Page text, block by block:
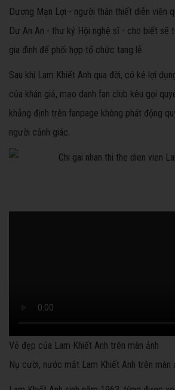
Dương Mạn Lợi - người thân thiết diễn viên
Dư An An - thư ký Hội nghệ sĩ - cho biết sẽ
gia đình để phối hợp tổ chức tang lễ.
Sau khi Lam Khiết Anh qua đời, có kẻ lợi
của khán giả, mạo danh fan club kêu gọi
khẳng định trên fanpage không phát động
người cảnh giác.
Vẻ đẹp của Lam Khiết Anh trên màn ảnh
Nụ cười, nước mắt Lam Khiết Anh trên màn